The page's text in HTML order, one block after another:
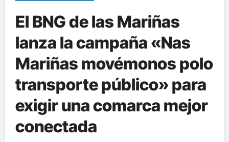
El BNG de las Mariñas
lanza la campaña «Nas
Mariñas movémonos polo
transporte público» para
exigir una comarca mejor
conectada